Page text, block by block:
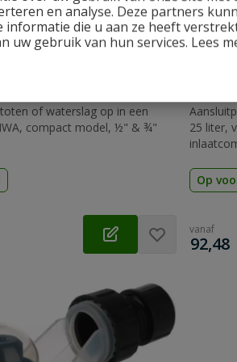
en analyse. Deze partners
informatie die u aan ze heeft
uw gebruik van hun services. Lees
of waterslag op in een
compact model, ½" & ¾"
25 liter,
Op
vanaf
€
92,48